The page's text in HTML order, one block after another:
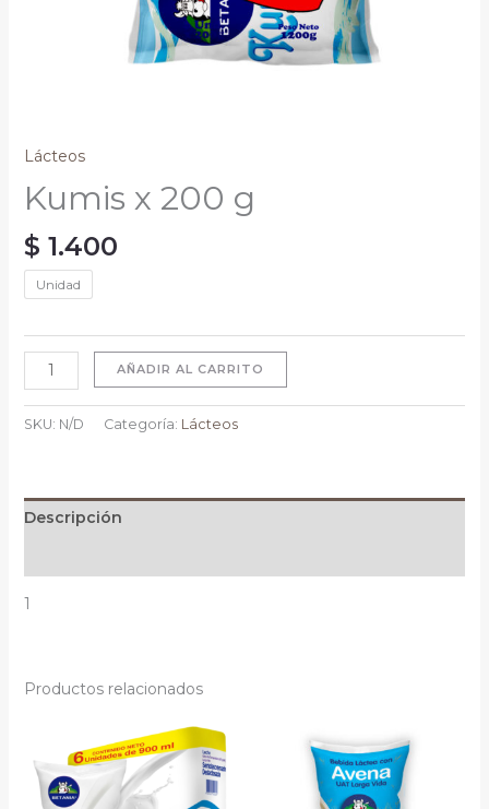
Lácteos
Kumis x 200 g
$ 1.400
Unidad
AÑADIR AL CARRITO
SKU: N/D Categoría: Lácteos
Descripción
1
Productos relacionados